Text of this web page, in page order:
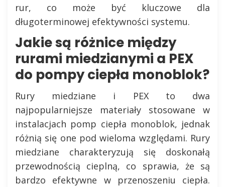
rur, co może być kluczowe dla
długoterminowej efektywności systemu.
Jakie są różnice między
rurami miedzianymi a PEX
do pompy ciepła monoblok?
Rury miedziane i PEX to dwa
najpopularniejsze materiały stosowane w
instalacjach pomp ciepła monoblok, jednak
różnią się one pod wieloma względami. Rury
miedziane charakteryzują się doskonałą
przewodnością cieplną, co sprawia, że są
bardzo efektywne w przenoszeniu ciepła.